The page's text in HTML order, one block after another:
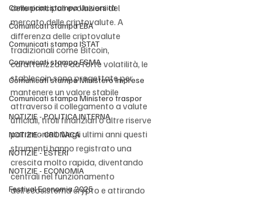
Comunicati stampa Università
Comunicati stampa EBA
Comunicati stampa ISTAT
Comunicati stampa ESMA
Comunicati stampa Ministero Imprese
Comunicati stampa Ministero traspor
NOTIZIE - POLITICA INTERNA
NOTIZIE - CRONACA
NOTIZIE - ESTERI
NOTIZIE - ECONOMIA
Festival Economia 2025
delle principali evoluzioni del
mercato delle criptovalute. A
differenza delle criptovalute
tradizionali come Bitcoin,
caratterizzate da forte volatilità, le
stablecoin sono progettate per
mantenere un valore stabile
attraverso il collegamento a valute
ufficiali, titoli finanziari o altre riserve
patrimoniali. Negli ultimi anni questi
strumenti hanno registrato una
crescita molto rapida, diventando
centrali nel funzionamento
dell’ecosistema crypto e attirando